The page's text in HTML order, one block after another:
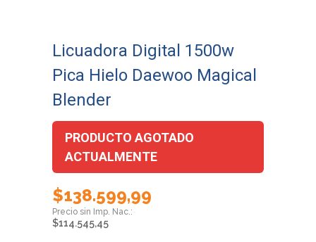
Licuadora Digital 1500w
Pica Hielo Daewoo Magical
Blender
PRODUCTO AGOTADO
ACTUALMENTE
$138.599,99
$114.545,45